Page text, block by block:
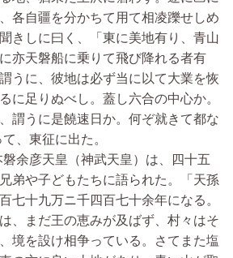
各自疆を分かちて用て相凌躒せしめ
きしに曰く、「東に美地有り、青山
亦天磐船に乗りて飛び降れる者有
うに、彼地は必ず当に以て大業を恢
に足りぬべし。蓋し六合の中心か。
謂うに是饒速日か。何ぞ就きて都な
、東征に出た。
磐余彦天皇（神武天皇）は、四十五
弟や子どもたちに語られた。「天孫
七十九万ニ千四百七十余年になる。
、まだ王の恵みが及ばず、村々はそ
境を設け相争っている。さてまた塩